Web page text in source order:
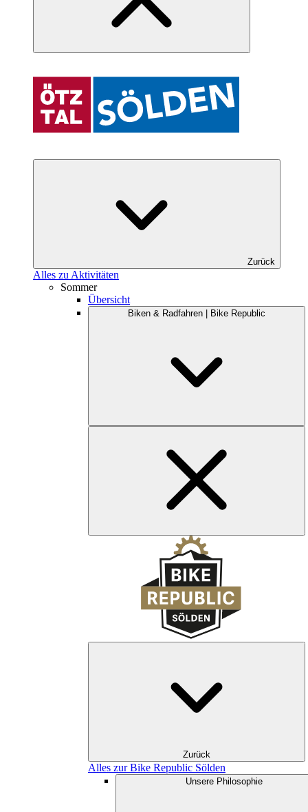
Zurück
Alles zu Aktivitäten
Sommer
Übersicht
Biken & Radfahren | Bike Republic
Zurück
Alles zur Bike Republic Sölden
Unsere Philosophie